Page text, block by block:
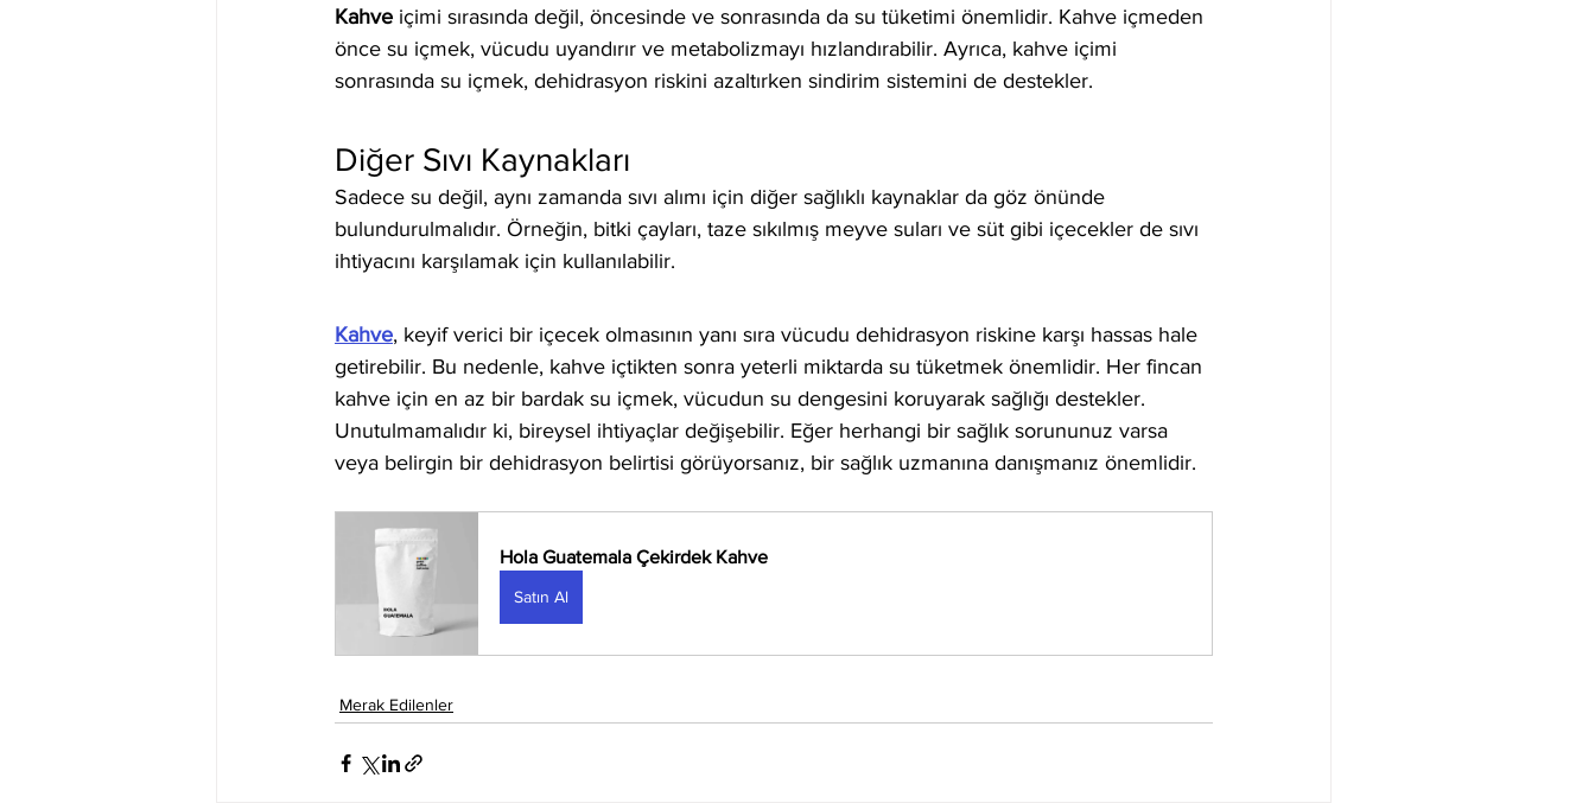
Kahve içimi sırasında değil, öncesinde ve sonrasında da su tüketimi önemlidir. Kahve içmeden
önce su içmek, vücudu uyandırır ve metabolizmayı hızlandırabilir. Ayrıca, kahve içimi
sonrasında su içmek, dehidrasyon riskini azaltırken sindirim sistemini de destekler.
Diğer Sıvı Kaynakları
Sadece su değil, aynı zamanda sıvı alımı için diğer sağlıklı kaynaklar da göz önünde
bulundurulmalıdır. Örneğin, bitki çayları, taze sıkılmış meyve suları ve süt gibi içecekler de sıvı
ihtiyacını karşılamak için kullanılabilir.
Kahve, keyif verici bir içecek olmasının yanı sıra vücudu dehidrasyon riskine karşı hassas hale
getirebilir. Bu nedenle, kahve içtikten sonra yeterli miktarda su tüketmek önemlidir. Her fincan
kahve için en az bir bardak su içmek, vücudun su dengesini koruyarak sağlığı destekler.
Unutulmamalıdır ki, bireysel ihtiyaçlar değişebilir. Eğer herhangi bir sağlık sorununuz varsa
veya belirgin bir dehidrasyon belirtisi görüyorsanız, bir sağlık uzmanına danışmanız önemlidir.
Hola Guatemala Çekirdek Kahve
Satın Al
Merak Edilenler